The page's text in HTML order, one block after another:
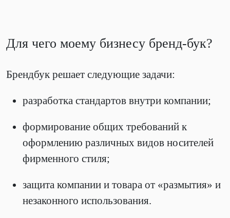
Для чего моему бизнесу бренд-бук?
Брендбук решает следующие задачи:
разработка стандартов внутри компании;
формирование общих требований к
оформлению различных видов носителей
фирменного стиля;
защита компании и товара от «размытия» и
незаконного использования.